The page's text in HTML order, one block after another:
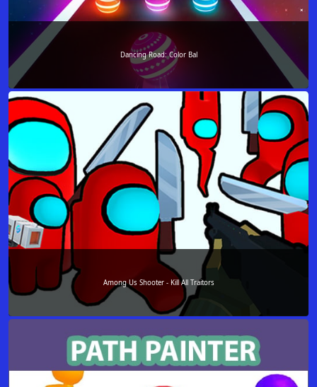
Dancing Road: Color Bal
Among Us Shooter - Kill All Traitors